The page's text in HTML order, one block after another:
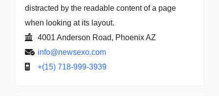
distracted by the readable content of a page
when looking at its layout.
4001 Anderson Road, Phoenix AZ
info@newsexo.com
+(15) 718-999-3939